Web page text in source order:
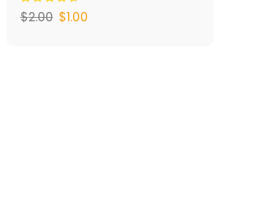
$2.00 $1.00